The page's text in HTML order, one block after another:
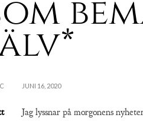
JUNI 16, 2020
Jag lyssnar på morgonens